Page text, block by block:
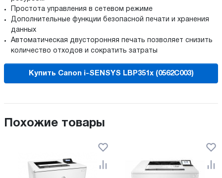
Простота управления в сетевом режиме
Дополнительные функции безопасной печати и хранения
данных
Автоматическая двусторонняя печать позволяет снизить
количество отходов и сократить затраты
Купить Canon i-SENSYS LBP351x (0562C003)
Похожие товары